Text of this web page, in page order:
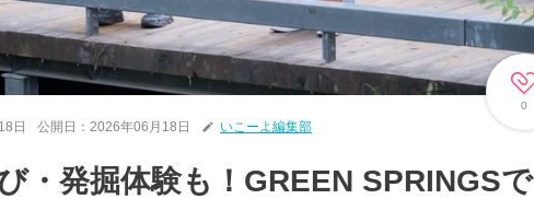
0
日 公開日： 2026年06月18日 いこーよ編集部
・発掘体験も！GREEN SPRINGSで